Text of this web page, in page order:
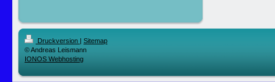
Druckversion | Sitemap
© Andreas Leismann
IONOS Webhosting